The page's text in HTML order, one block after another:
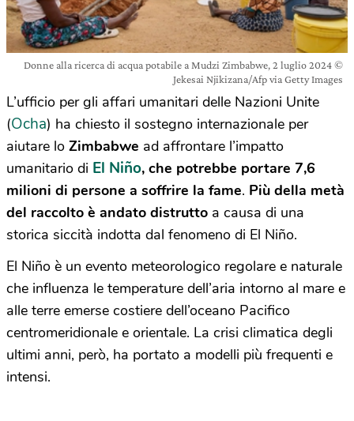
Donne alla ricerca di acqua potabile a Mudzi Zimbabwe, 2 luglio 2024 ©
Jekesai Njikizana/Afp via Getty Images
L’ufficio per gli affari umanitari delle Nazioni Unite
(Ocha) ha chiesto il sostegno internazionale per
aiutare lo Zimbabwe ad affrontare l’impatto
umanitario di El Niño, che potrebbe portare 7,6
milioni di persone a soffrire la fame. Più della metà
del raccolto è andato distrutto a causa di una
storica siccità indotta dal fenomeno di El Niño.
El Niño è un evento meteorologico regolare e naturale
che influenza le temperature dell’aria intorno al mare e
alle terre emerse costiere dell’oceano Pacifico
centromeridionale e orientale. La crisi climatica degli
ultimi anni, però, ha portato a modelli più frequenti e
intensi.